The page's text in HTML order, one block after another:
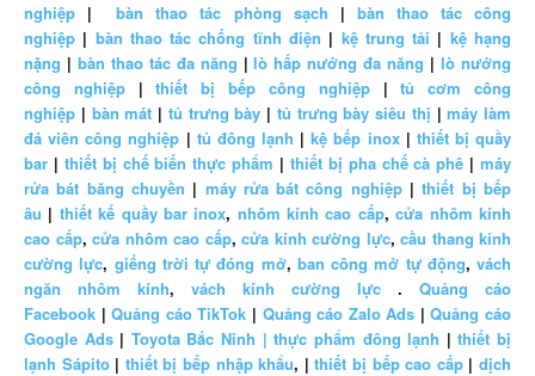
nghiệp |bàn thao tác phòng sạch | bàn thao tác công
nghiệp | bàn thao tác chống tĩnh điện | kệ trung tải | kệ hạng
nặng | bàn thao tác đa năng |lò hấp nướng đa năng |lò nướng
công nghiệp|thiết bị bếp công nghiệp|tủ cơm công
nghiệp | bàn mát | tủ trưng bày | tủ trưng bày siêu thị |máy làm
đá viên công nghiệp | tủ đông lạnh |kệ bếp inox| thiết bị quầy
bar | thiết bị chế biến thực phẩm | thiết bị pha chế cà phê | máy
rửa bát băng chuyền | máy rửa bát công nghiệp|thiết bị bếp
âu | thiết kế quầy bar inox, nhôm kính cao cấp,cửa nhôm kính
cao cấp, cửa nhôm cao cấp, cửa kính cường lực, cầu thang kính
cường lực, giếng trời tự đóng mở, ban công mở tự động, vách
ngăn nhôm kính, vách kính cường lực . Quảng cáo
Facebook |Quảng cáo TikTok | Quảng cáo Zalo Ads |Quảng cáo
Google Ads| Toyota Bắc Ninh | thực phẩm đông lạnh |thiết bị
lạnh Sápito | thiết bị bếp nhập khẩu, |thiết bị bếp cao cấp|dịch